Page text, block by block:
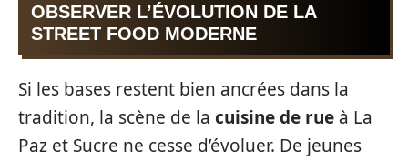
OBSERVER L’ÉVOLUTION DE LA
STREET FOOD MODERNE
Si les bases restent bien ancrées dans la
tradition, la scène de la cuisine de rue à La
Paz et Sucre ne cesse d’évoluer. De jeunes